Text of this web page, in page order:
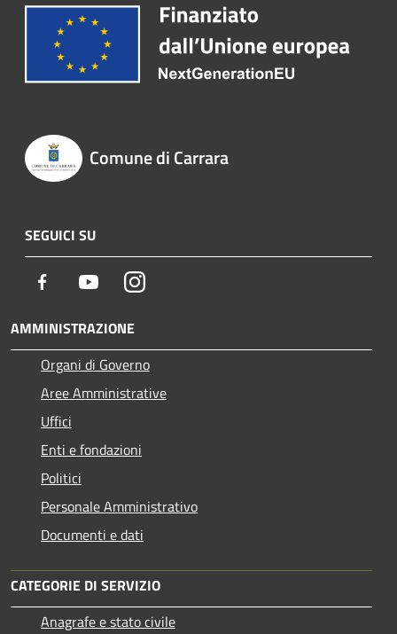
Comune di Carrara
SEGUICI SU
Facebook YoutubeInstagram
AMMINISTRAZIONE
Organi di Governo
Aree Amministrative
Uffici
Enti e fondazioni
Politici
Personale Amministrativo
Documenti e dati
CATEGORIE DI SERVIZIO
Anagrafe e stato civile